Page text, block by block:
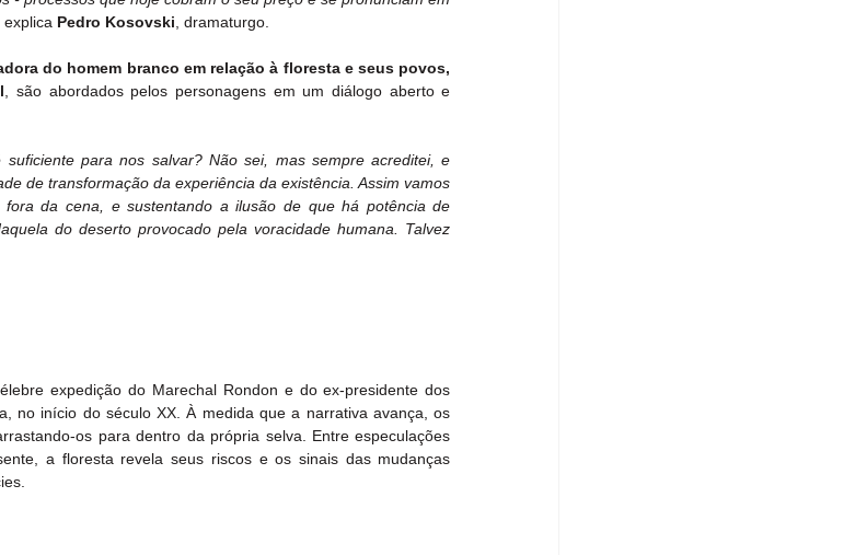
explica Pedro Kosovski, dramaturgo.
do homem branco em relação à floresta e seus povos,
, são abordados pelos personagens em um diálogo aberto e
para nos salvar? Não sei, mas sempre acreditei, e
de transformação da experiência da existência. Assim vamos
da cena, e sustentando a ilusão de que há potência de
do deserto provocado pela voracidade humana. Talvez
expedição do Marechal Rondon e do ex-presidente dos
no início do século XX. À medida que a narrativa avança, os
os para dentro da própria selva. Entre especulações
a floresta revela seus riscos e os sinais das mudanças